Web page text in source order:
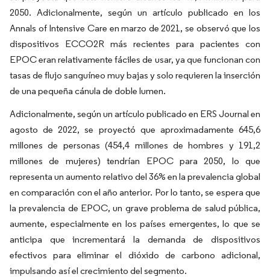
2050. Adicionalmente, según un artículo publicado en los
Annals of Intensive Care en marzo de 2021, se observó que los
dispositivos ECCO2R más recientes para pacientes con
EPOC eran relativamente fáciles de usar, ya que funcionan con
tasas de flujo sanguíneo muy bajas y solo requieren la inserción
de una pequeña cánula de doble lumen.
Adicionalmente, según un artículo publicado en ERS Journal en
agosto de 2022, se proyectó que aproximadamente 645,6
millones de personas (454,4 millones de hombres y 191,2
millones de mujeres) tendrían EPOC para 2050, lo que
representa un aumento relativo del 36% en la prevalencia global
en comparación con el año anterior. Por lo tanto, se espera que
la prevalencia de EPOC, un grave problema de salud pública,
aumente, especialmente en los países emergentes, lo que se
anticipa que incrementará la demanda de dispositivos
efectivos para eliminar el dióxido de carbono adicional,
impulsando así el crecimiento del segmento.